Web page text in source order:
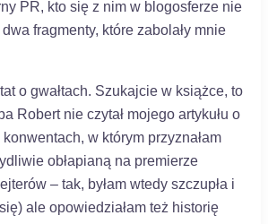
PR, kto się z nim w blogosferze nie
dwa fragmenty, które zabolały mnie
o gwałtach. Szukajcie w książce, to
Robert nie czytał mojego artykułu o
w którym przyznałam
obłapianą na premierze
– tak, byłam wtedy szczupła i
ale opowiedziałam też historię